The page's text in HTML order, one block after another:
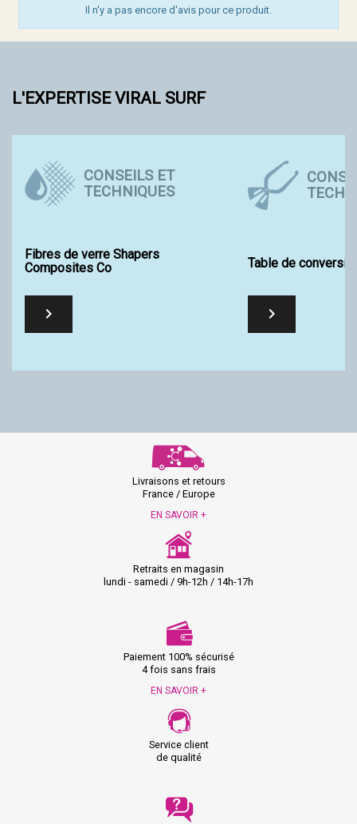
Il n'y a pas encore d'avis pour ce produit.
L'EXPERTISE VIRAL SURF
CONSEILS ET
TECHNIQUES
Fibres de verre Shapers
Composites Co

Table de

Livraisons et retours
France / Europe
EN SAVOIR +
Retraits en magasin
lundi - samedi / 9h-12h / 14h-17h
Paiement 100% sécurisé
4 fois sans frais
EN SAVOIR +
Service client
de qualité